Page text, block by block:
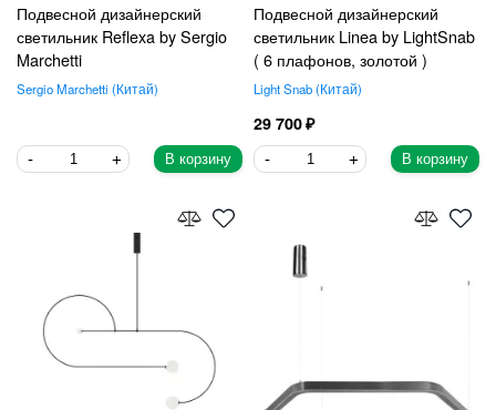
Подвесной дизайнерский
светильник Reflexa by Sergio
Marchetti
Sergio Marchetti Китай
В корзину
Подвесной дизайнерский
светильник Linea by LightSnab
( 6 плафонов, золотой )
Light Snab Китай
29 700
В корзину